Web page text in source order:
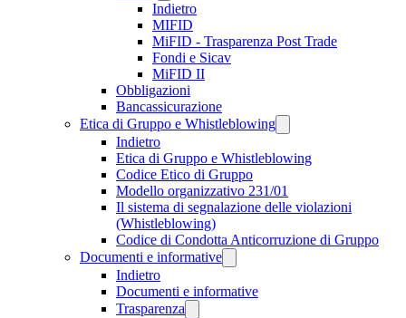
Indietro
MIFID
MiFID - Trasparenza Post Trade
Fondi e Sicav
MiFID II
Obbligazioni
Bancassicurazione
Etica di Gruppo e Whistleblowing
Indietro
Etica di Gruppo e Whistleblowing
Codice Etico di Gruppo
Modello organizzativo 231/01
Il sistema di segnalazione delle violazioni
(Whistleblowing)
Codice di Condotta Anticorruzione di Gruppo
Documenti e informative
Indietro
Documenti e informative
Trasparenza